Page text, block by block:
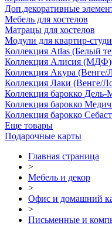
Доп.декоративные
Мебель для хостелов
Матрацы для хостелов
Модули для квартир-
Коллекция Atlas (Белый
Коллекция Алисия
Коллекция Акура (Венге/
Коллекция Лаки (Венге/
Коллекция барокко
Коллекция барокко
Коллекция барокко
Еще товары
Подарочные карты
Главная страница
>
Мебель и декор
>
Офис и домашний
>
Письменные и